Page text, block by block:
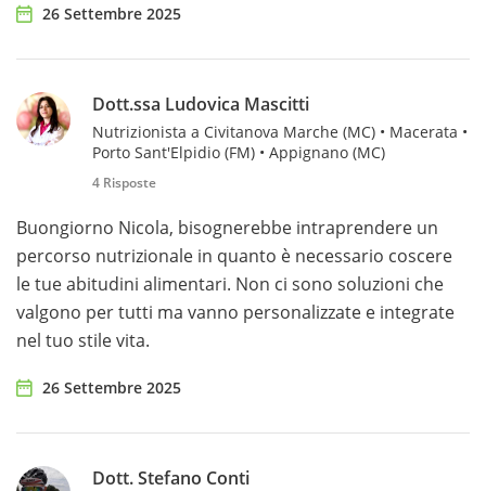
26 Settembre 2025
Dott.ssa Ludovica Mascitti
Nutrizionista a Civitanova Marche (MC) • Macerata •
Porto Sant'Elpidio (FM) • Appignano (MC)
4 Risposte
Buongiorno Nicola, bisognerebbe intraprendere un
percorso nutrizionale in quanto è necessario coscere
le tue abitudini alimentari. Non ci sono soluzioni che
valgono per tutti ma vanno personalizzate e integrate
nel tuo stile vita.
26 Settembre 2025
Dott. Stefano Conti